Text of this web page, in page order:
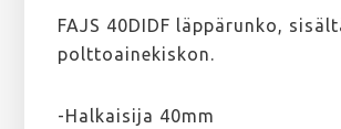
FAJS 40DIDF läppärunko,
polttoainekiskon.
-Halkaisija 40mm